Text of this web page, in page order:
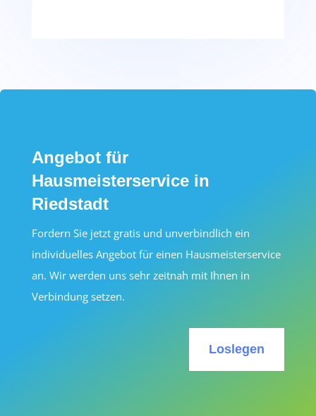
Angebot für
Hausmeisterservice in
Riedstadt
Fordern Sie jetzt gratis und unverbindlich ein
individuelles Angebot für einen Hausmeisterservice
an. Wir werden uns sehr zeitnah mit Ihnen in
Verbindung setzen.
Loslegen